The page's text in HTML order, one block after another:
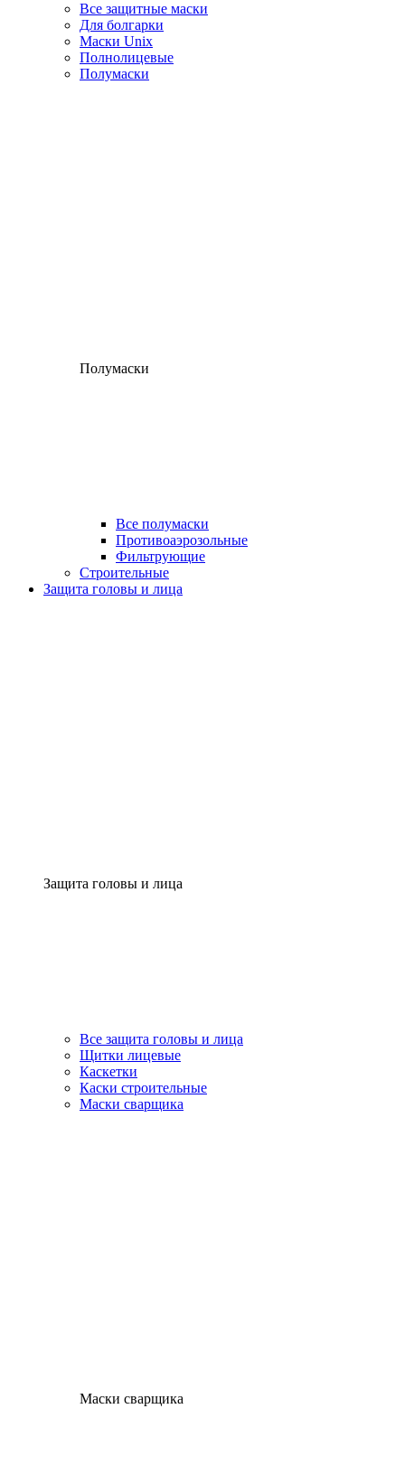
Все защитные маски
Для болгарки
Маски Unix
Полнолицевые
Полумаски
Полумаски
Все полумаски
Противоаэрозольные
Фильтрующие
Строительные
Защита головы и лица
Защита головы и лица
Все защита головы и лица
Щитки лицевые
Каскетки
Каски строительные
Маски сварщика
Маски сварщика